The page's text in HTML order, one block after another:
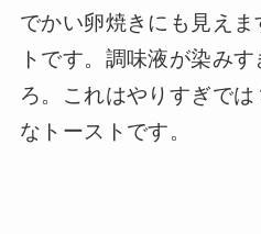
でかい卵焼きにも見え
トです。調味液が染み
ろ。これはやりすぎで
なトーストです。